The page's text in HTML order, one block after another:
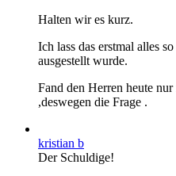
Halten wir es kurz.
Ich lass das erstmal alles
ausgestellt wurde.
Fand den Herren heute
,deswegen die Frage .
kristian b
Der Schuldige!